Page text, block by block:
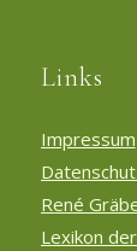
Links
Impressum
René
Lexikon